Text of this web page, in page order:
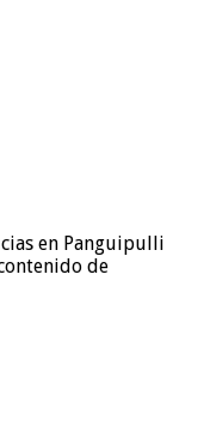
en Panguipulli
de